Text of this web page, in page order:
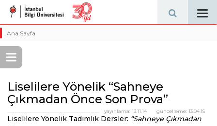
Ana Sayfa
Liselilere Yönelik “Sahneye
Çıkmadan Önce Son Prova”
güncelleme: 13.04.15
yayınlama: 13.11.14
Liselilere Yönelik Tadımlık Dersler: “Sahneye Çıkmadan